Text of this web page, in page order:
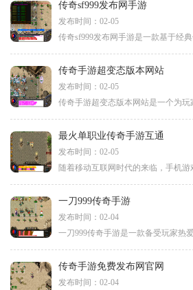
传奇sf999发布网手游
发布时间：02-05
传奇手游超变态版本网站
发布时间：02-05
最火单职业传奇手游互通
发布时间：02-05
一刀999传奇手游
发布时间：02-04
传奇手游免费发布网官网
发布时间：02-04